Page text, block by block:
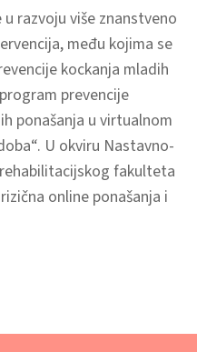
razvoju više znanstveno
među kojima se
kockanja mladih
prevencije
ponašanja u virtualnom
U okviru Nastavno-
fakulteta
online ponašanja i